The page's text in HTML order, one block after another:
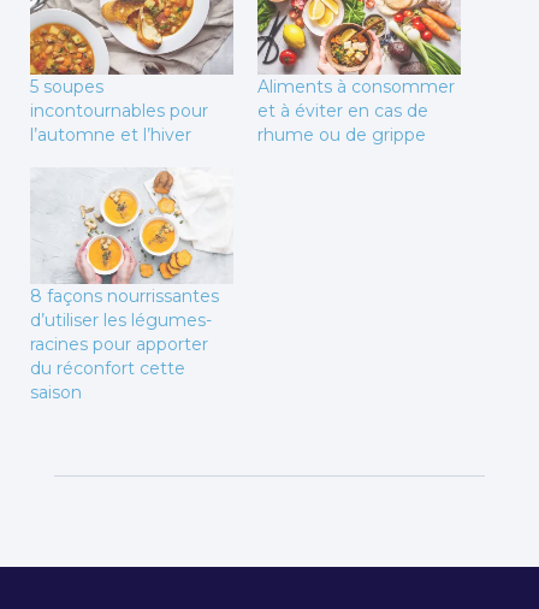
5 soupes
incontournables pour
l’automne et l’hiver
Aliments à consommer
et à éviter en cas de
rhume ou de grippe
8 façons nourrissantes
d’utiliser les légumes-
racines pour apporter
du réconfort cette
saison